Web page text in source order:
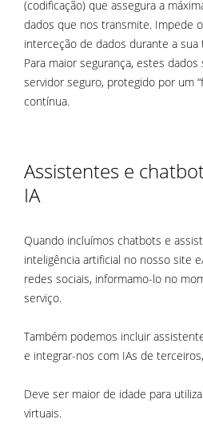
(codificação) que assegura a
dados que nos transmite. Impede
interceção de dados durante a
Para maior segurança, estes
servidor seguro, protegido por um
contínua.
Assistentes e
IA
Quando incluímos chatbots e
inteligência artificial no nosso site
redes sociais, informamo-lo no
serviço.
Também podemos incluir
e integrar-nos com IAs de
Deve ser maior de idade para
virtuais.